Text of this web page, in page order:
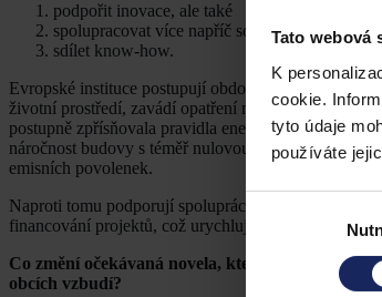
Tato webová
K
cookie.
tyto údaje
používáte
podpořit inovace, ale také
spolupracovat více napříč soukromým a
sdílet know-how.
Evropské instituce postupují obdobně. Monitorují
životní prostředí, zavádí opatření na implementaci
postupně zpřísňovala pravidla energetické
náročnost budovy s téměř nulovou spotřebou
emisních povolenek.
Naproti tomu podporují spolupráci a sdílení know-
financování projektů, což urychluje realizaci.
Co změní očekávaná novela, která obcím
obcích vzbudí?